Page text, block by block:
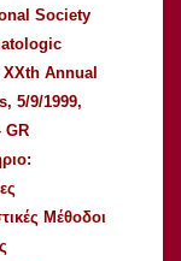
Society
Annual
5/9/1999,
GR
Μέθοδοι